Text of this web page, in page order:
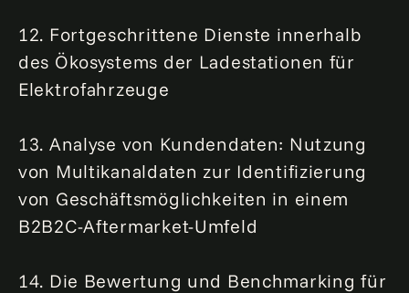
12. Fortgeschrittene Dienste innerhalb
des Ökosystems der Ladestationen für
Elektrofahrzeuge
13. Analyse von Kundendaten: Nutzung
von Multikanaldaten zur Identifizierung
von Geschäftsmöglichkeiten in einem
B2B2C-Aftermarket-Umfeld
14. Die Bewertung und Benchmarking für